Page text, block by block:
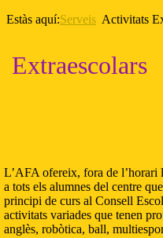
Estàs aquí:Serveis Activitats
Extraescolars
L’AFA ofereix, fora de l’horari
a tots els alumnes del centre
principi de curs al Consell
activitats variades que tenen
anglès, robòtica, ball,